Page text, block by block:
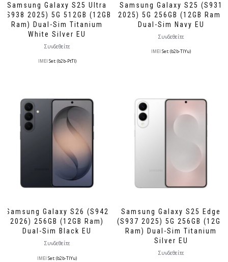
Samsung Galaxy S25 Ultra
(S938 2025) 5G 512GB (12GB
Ram) Dual-Sim Titanium
White Silver EU
Συνδεθείτε
IMEI Set: (b2b-PtTl)
Samsung Galaxy S25 (S931
2025) 5G 256GB (12GB Ram)
Dual-Sim Navy EU
Συνδεθείτε
IMEI Set: (b2b-TlYu)
Samsung Galaxy S26 (S942
2026) 256GB (12GB Ram)
Dual-Sim Black EU
Συνδεθείτε
IMEI Set: (b2b-TlYu)
Samsung Galaxy S25 Edge
(S937 2025) 5G 256GB (12GB
Ram) Dual-Sim Titanium
Silver EU
Συνδεθείτε